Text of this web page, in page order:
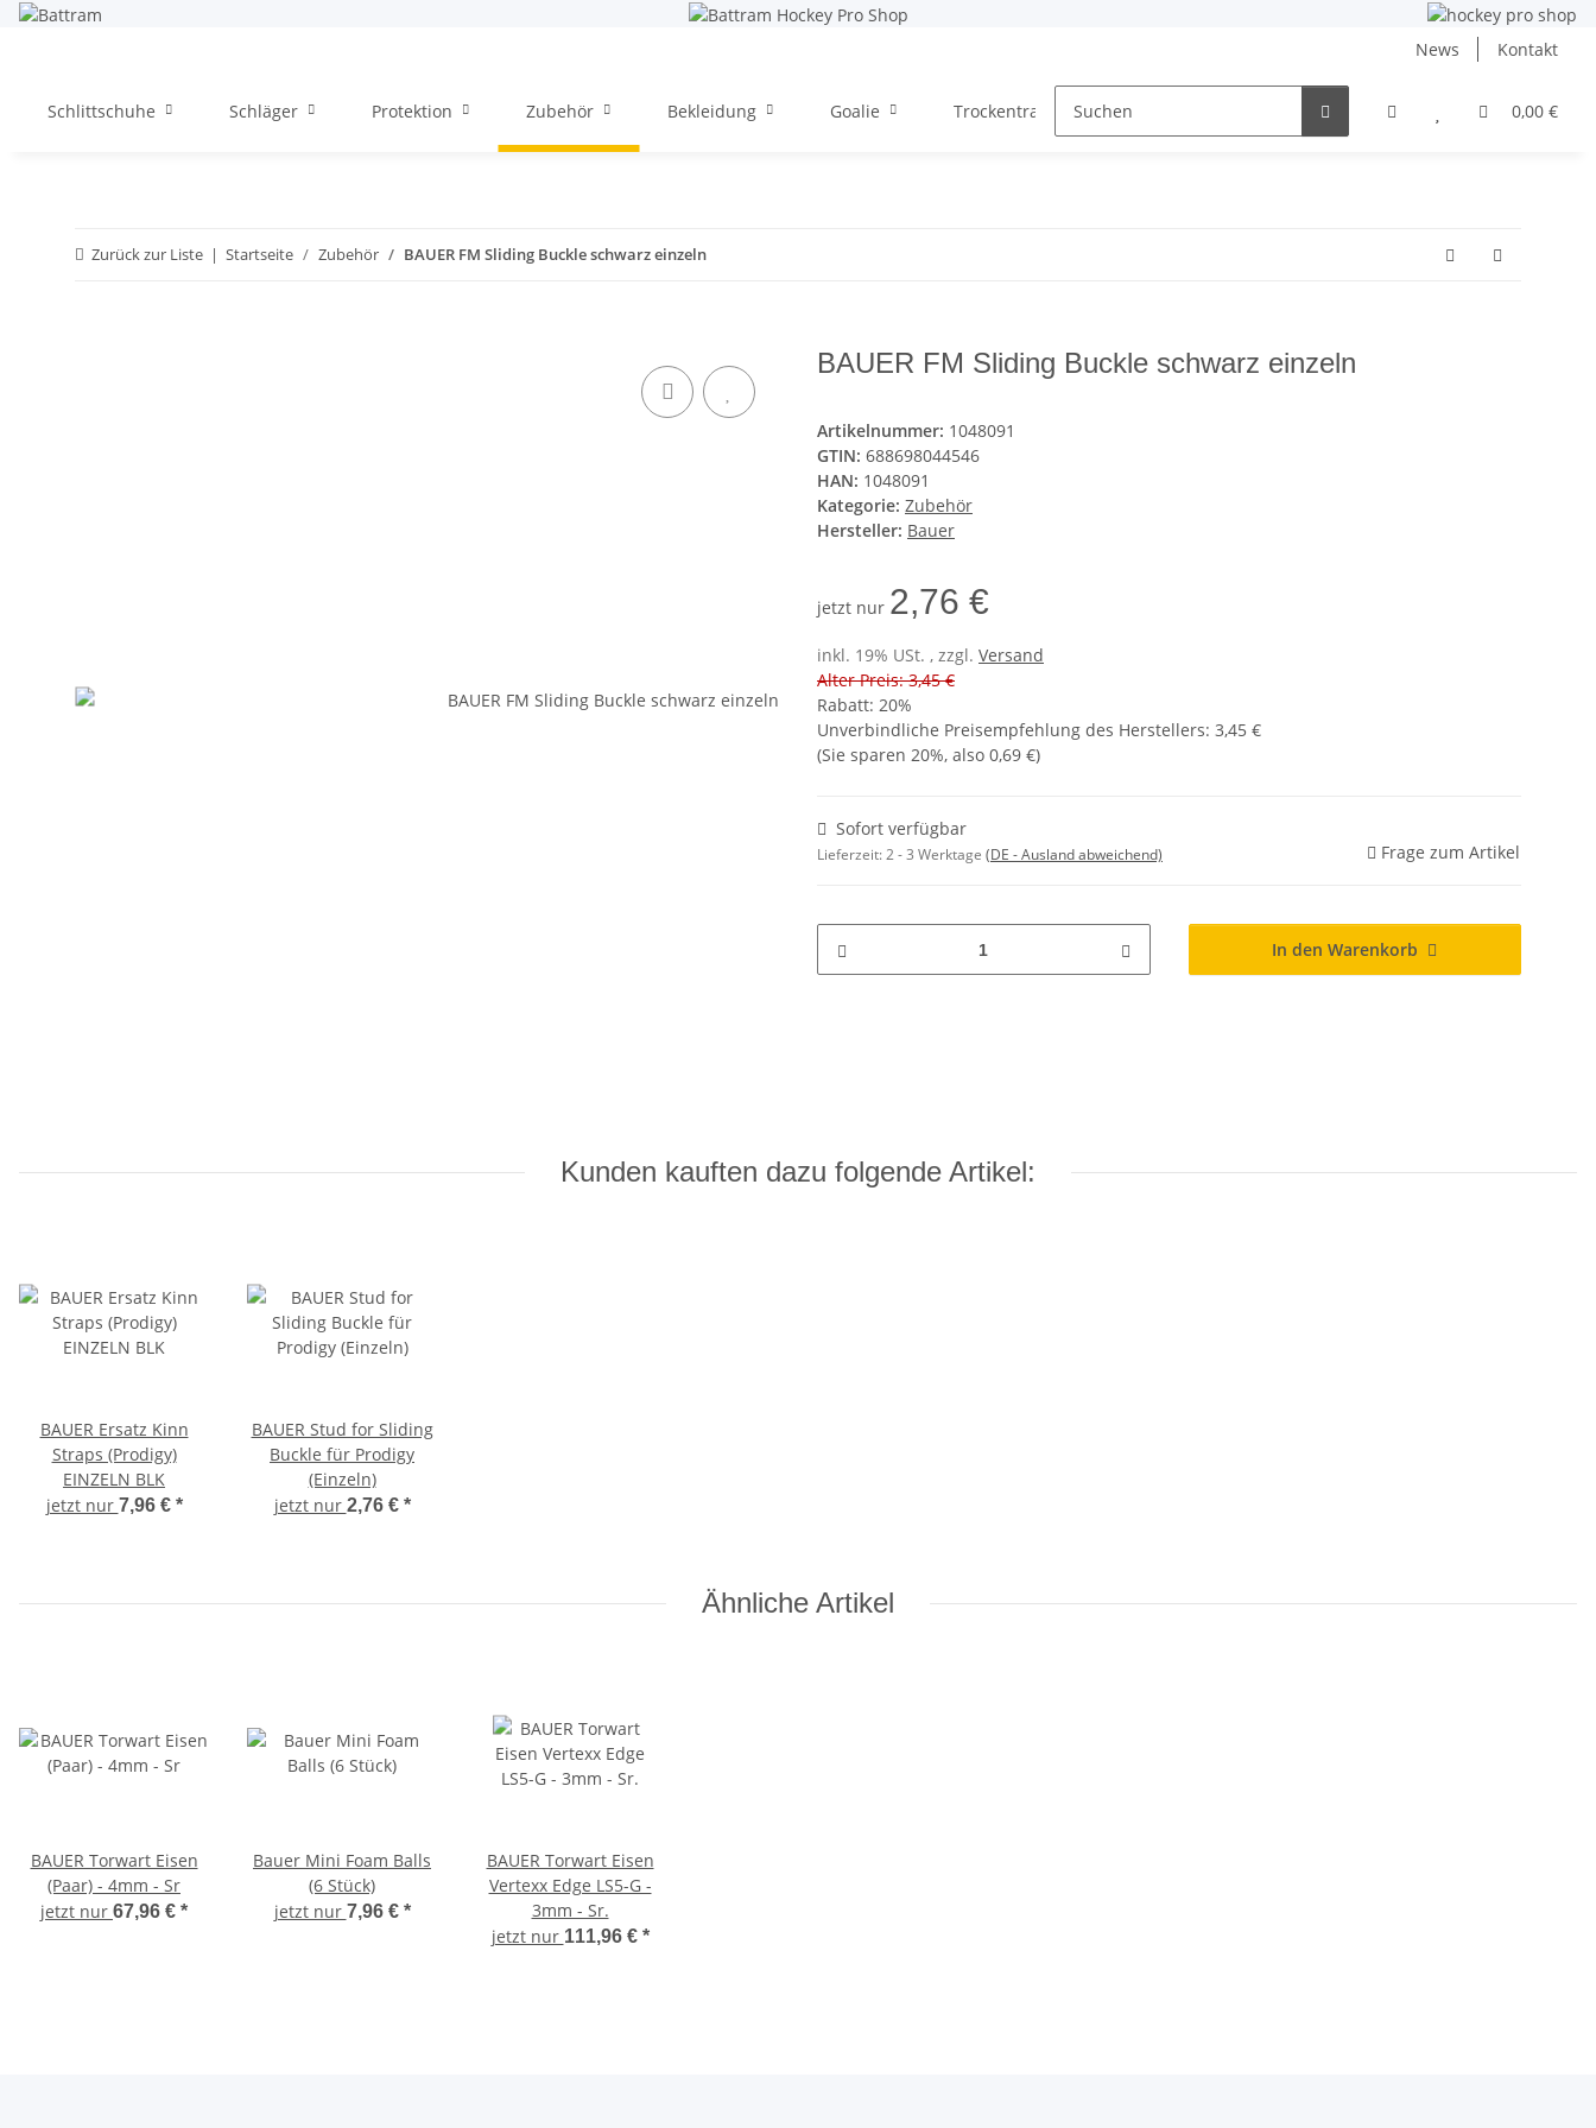
News Kontakt
0,00 €
Schlittschuhe Schläger Protektion Zubehör Bekleidung Goalie Trockentraining NHL und DEB Angebote
Zurück zur Liste Startseite Zubehör BAUER FM Sliding Buckle schwarz einzeln
BAUER FM Sliding Buckle schwarz einzeln
Artikelnummer: 1048091
GTIN: 688698044546
HAN: 1048091
Kategorie: Zubehör
Hersteller: Bauer
jetzt nur 2,76 €
inkl. 19% USt. , zzgl. Versand
Alter Preis: 3,45 €
Rabatt: 20%
Unverbindliche Preisempfehlung des Herstellers: 3,45 €
(Sie sparen 20%, also 0,69 €)
Sofort verfügbar
Lieferzeit:2 - 3 Werktage (DE - Ausland abweichend) Frage zum Artikel
In den Warenkorb
Kunden kauften dazu folgende Artikel:
BAUER Ersatz Kinn
Straps (Prodigy)
EINZELN BLK
jetzt nur 7,96 € *
BAUER Stud for Sliding
Buckle für Prodigy
(Einzeln)
jetzt nur 2,76 € *
Ähnliche Artikel
BAUER Torwart Eisen
(Paar) - 4mm - Sr
jetzt nur 67,96 € *
Bauer Mini Foam Balls
(6 Stück)
jetzt nur 7,96 € *
BAUER Torwart Eisen
Vertexx Edge LS5-G -
3mm - Sr.
jetzt nur 111,96 € *